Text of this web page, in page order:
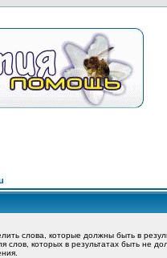
слова, которые должны быть в
слов, которых в результатах быть не